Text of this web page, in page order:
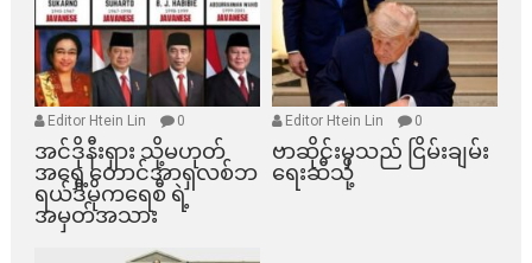
Editor Htein Lin 0
အင်ဒိုနီးရှား သို့မဟုတ်
အရှေ့တောင်အာရှလစ်ဘ
ရယ်ဒီမိုကရေစီ ရဲ့
အမှတ်အသား
Editor Htein Lin 0
ဗာဆိုင်းမှသည် ငြိမ်းချမ်း
ရေးဆီသို့